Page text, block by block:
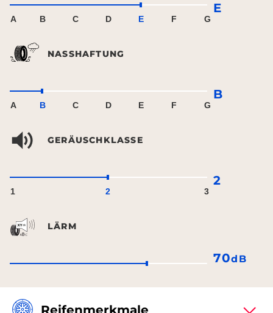
A B C D E F G
E
NASSHAFTUNG
A B C D E F G
B
GERÄUSCHKLASSE
1 2 3
2
LÄRM
70dB
Reifenmerkmale